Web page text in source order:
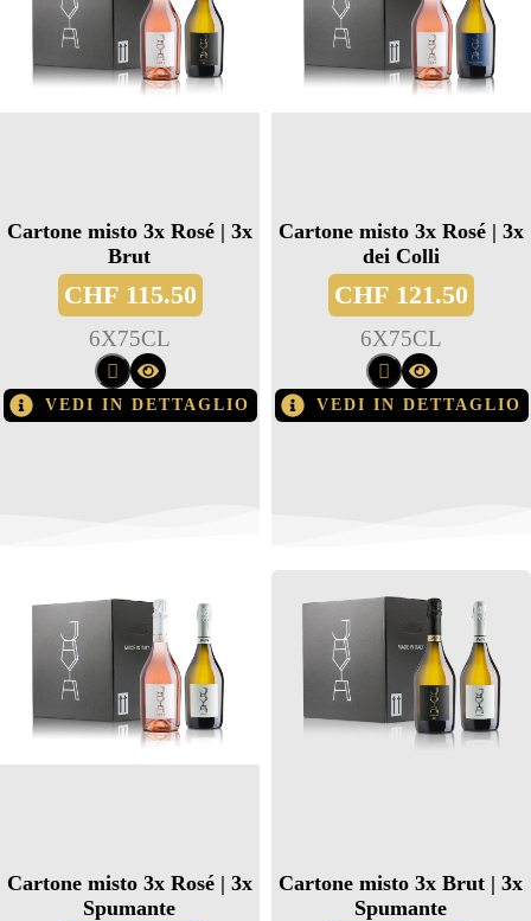
Cartone misto 3x Rosé | 3x
Brut
CHF115.50
6X75CL
VEDI IN DETTAGLIO
Cartone misto 3x Rosé | 3x
dei Colli
CHF 121.50
6X75CL
VEDI IN DETTAGLIO
Cartone misto 3x Rosé | 3x
Spumante
Cartone misto 3x Brut | 3x
Spumante